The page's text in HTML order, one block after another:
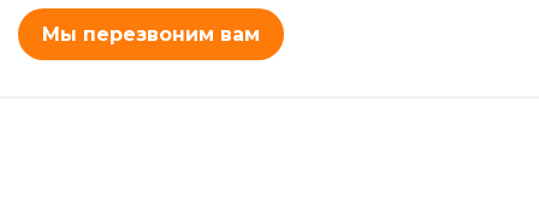
Мы перезвоним вам